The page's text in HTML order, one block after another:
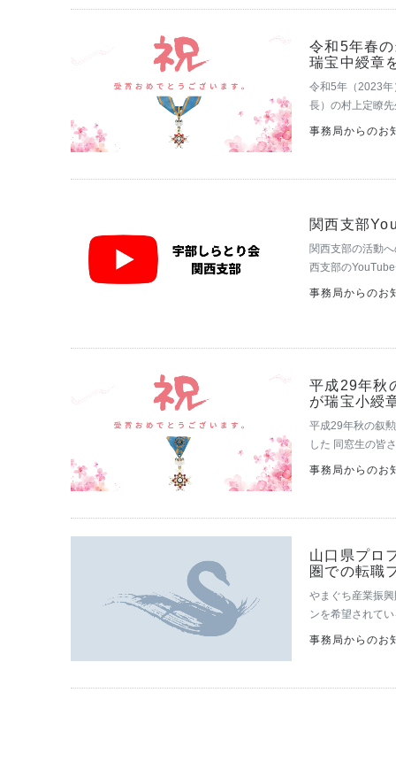
令和5年春
瑞宝中綬章
令和5年（2023年
長）の村上定瞭
の貢献が称えら
事務局からのお
関西支部
関西支部の活動
西支部の
しながらチャレ
事務局からのお
平成29年秋
が瑞宝小綬
平成29年秋の叙
した 同窓生の皆
→小綬章→山口県
事務局からのお
山口県プロ
圏での転職
やまぐち産業振
ンを希望されて
のための合同面
事務局からのお